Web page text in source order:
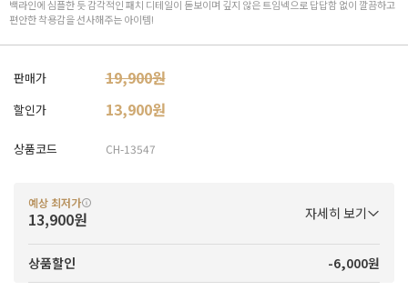
백라인에 심플한 듯 감각적인 패치 디테일이 돋보이며 깊지 않은 트임넥으로 답답함 없이 깔끔하고
편안한 착용감을 선사해주는 아이템!
판매가 19,900원
할인가 13,900원
상품코드 CH-13547
예상 최저가
13,900원 자세히 보기
상품할인 -6,000원